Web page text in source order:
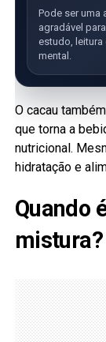
Pode ser uma
agradável
estudo, leitura
mental.
O cacau
que torna a
nutricional.
hidratação e
Quando
mistura?